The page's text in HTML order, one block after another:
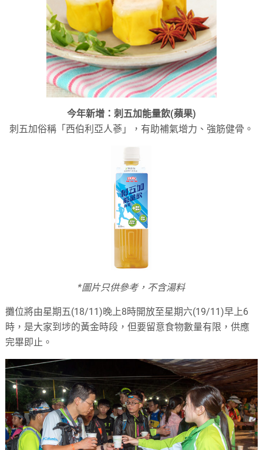
今年新增：刺五加能量飲(蘋果)
刺五加俗稱「西伯利亞人蔘」，有助補氣增力、強筋健骨。
*圖片只供參考，不含湯料
攤位將由星期五(18/11)晚上8時開放至星期六(19/11)早上6
時，是大家到埗的黃金時段，但要留意食物數量有限，供應
完畢即止。